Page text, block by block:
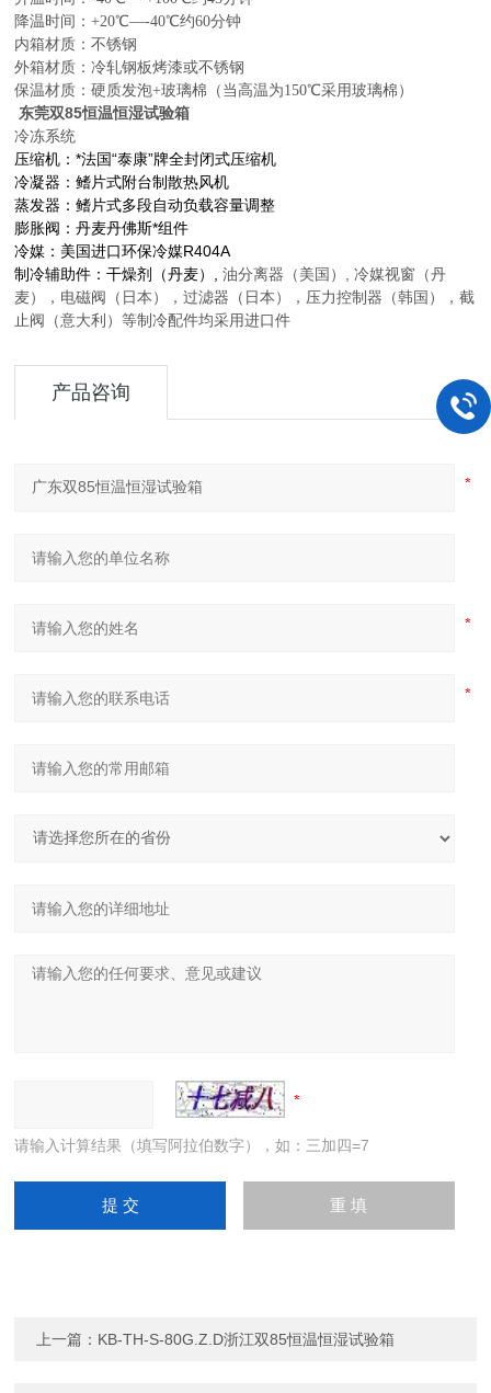
降温时间：+20℃—-40℃约60分钟
内箱材质：不锈钢
外箱材质：冷轧钢板烤漆或不锈钢
保温材质：硬质发泡+玻璃棉（当高温为150℃采用玻璃棉）
东莞双85恒温恒湿试验箱
冷冻系统
压缩机：*法国“泰康”牌全封闭式压缩机
冷凝器：鳍片式附台制散热风机
蒸发器：鳍片式多段自动负载容量调整
膨胀阀：丹麦丹佛斯*组件
冷媒：美国进口环保冷媒R404A
制冷辅助件：干燥剂（丹麦）,油分离器（美国）, 冷媒视窗（丹
麦），电磁阀（日本），过滤器（日本），压力控制器（韩国），截
止阀（意大利）等制冷配件均采用进口件
产品咨询
请输入计算结果（填写阿拉伯数字），如：三加四=7
上一篇： KB-TH-S-80G.Z.D浙江双85恒温恒湿试验箱